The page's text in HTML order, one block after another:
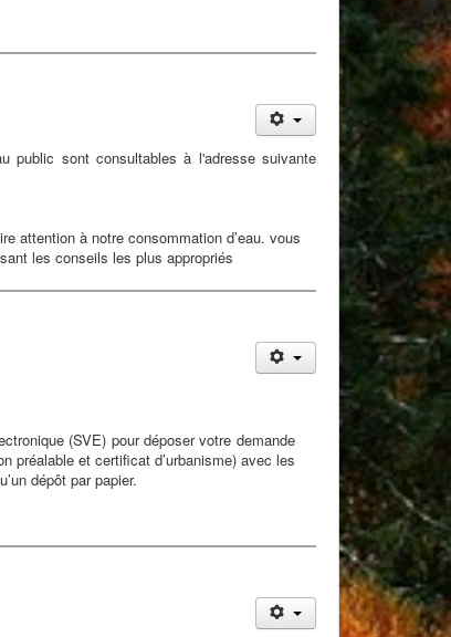
public sont consultables à l'adresse suivante
attention à notre consommation d’eau. vous
les conseils les plus appropriés
(SVE) pour déposer votre demande
préalable et certificat d’urbanisme) avec les
dépôt par papier.